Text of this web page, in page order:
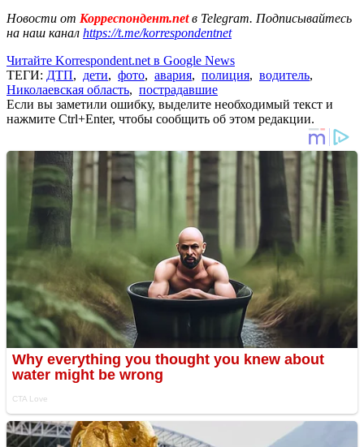
Новости от Корреспондент.netв Telegram. Подписывайтесь
на наш канал https://t.me/korrespondentnet
Читайте Korrespondent.net в Google News
ТЕГИ: ДТП, дети, фото, авария, полиция, водитель,
Николаевская область, пострадавшие
Если вы заметили ошибку, выделите необходимый текст и
нажмите Ctrl+Enter, чтобы сообщить об этом редакции.